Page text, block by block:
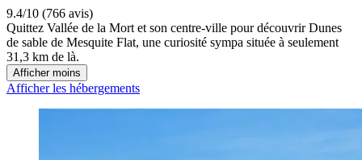
9.4/10 (766 avis)
Quittez Vallée de la Mort et son centre-ville pour découvrir Dunes
de sable de Mesquite Flat, une curiosité sympa située à seulement
31,3 km de là.
Afficher moins
Afficher les hébergements